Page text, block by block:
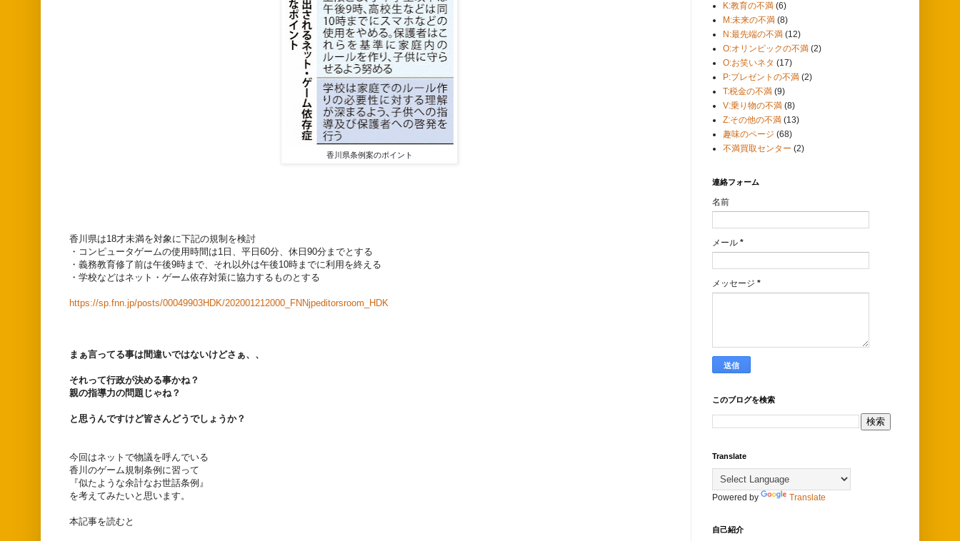
香川県条例案のポイント
香川県は18才未満を対象に下記の規制を検討
・コンピュータゲームの使用時間は1日、平日60分、休日90分までとする
・義務教育修了前は午後9時まで、それ以外は午後10時までに利用を終える
・学校などはネット・ゲーム依存対策に協力するものとする
https://sp.fnn.jp/posts/00049903HDK/202001212000_FNNjpeditorsroom_HDK
まぁ言ってる事は間違いではないけどさぁ、、
それって行政が決める事かね？
親の指導力の問題じゃね？
と思うんですけど皆さんどうでしょうか？
今回はネットで物議を呼んでいる
香川のゲーム規制条例に習って
『似たような余計なお世話条例』
を考えてみたいと思います。
本記事を読むと
K:教育の不満 (6)
M:未来の不満 (8)
N:最先端の不満 (12)
O:オリンピックの不満 (2)
O:お笑いネタ (17)
P:プレゼントの不満 (2)
T:税金の不満 (9)
V:乗り物の不満 (8)
Z:その他の不満 (13)
趣味のページ (68)
不満買取センター (2)
連絡フォーム
名前
メール *
メッセージ *
このブログを検索
Translate
Powered by Translate
自己紹介